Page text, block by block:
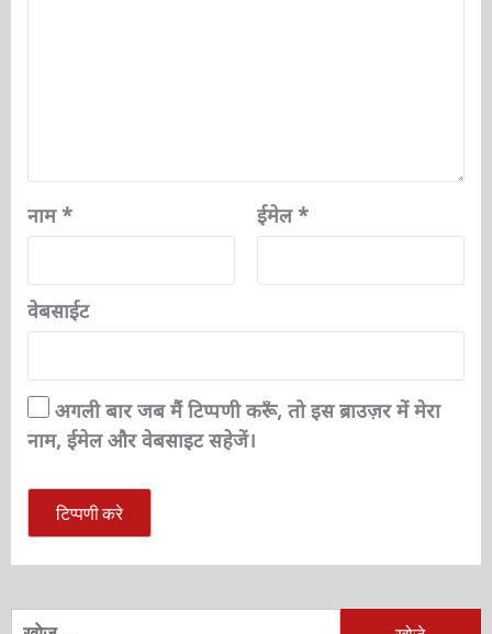
नाम* ईमेल*
वेबसाईट
अगली बार जब मैं टिप्पणी करूँ, तो इस ब्राउज़र में मेरा
नाम, ईमेल और वेबसाइट सहेजें।
निम्न